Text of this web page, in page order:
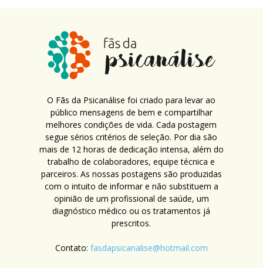
O Fãs da Psicanálise foi criado para levar ao
público mensagens de bem e compartilhar
melhores condições de vida. Cada postagem
segue sérios critérios de seleção. Por dia são
mais de 12 horas de dedicação intensa, além do
trabalho de colaboradores, equipe técnica e
parceiros. As nossas postagens são produzidas
com o intuito de informar e não substituem a
opinião de um profissional de saúde, um
diagnóstico médico ou os tratamentos já
prescritos.
Contato: fasdapsicanalise@hotmail.com